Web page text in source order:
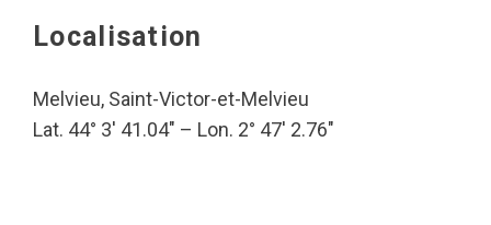
Localisation
Melvieu, Saint-Victor-et-Melvieu
Lat. 44° 3′ 41.04″ – Lon. 2° 47′ 2.76″